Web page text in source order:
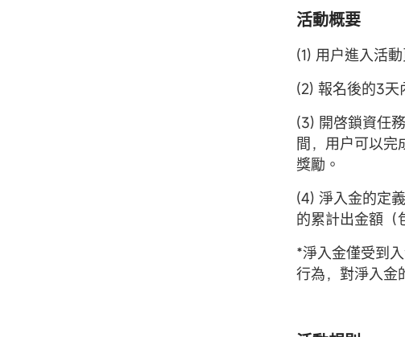
活動概要
(1) 用户進入活
(2) 報名後的3天
(3) 開啓鎖資任
間，用户可以完
獎勵。
(4) 淨入金的定
的累計出金額（
*淨入金僅受到
行為，對淨入金